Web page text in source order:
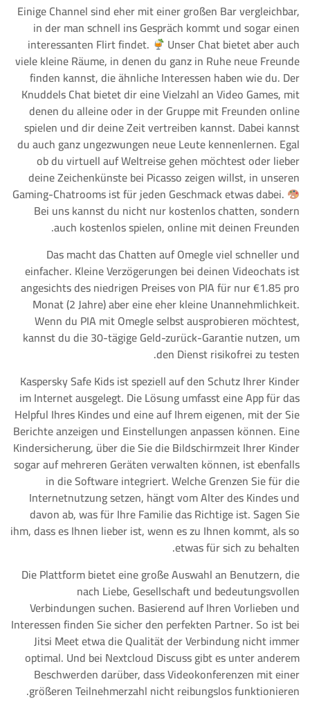
Einige Channel sind eher mit einer großen Bar vergleichbar,
in der man schnell ins Gespräch kommt und sogar einen
interessanten Flirt findet.
Unser Chat bietet aber auch
viele kleine Räume, in denen du ganz in Ruhe neue Freunde
finden kannst, die ähnliche Interessen haben wie du. Der
Knuddels Chat bietet dir eine Vielzahl an Video Games, mit
denen du alleine oder in der Gruppe mit Freunden online
spielen und dir deine Zeit vertreiben kannst. Dabei kannst
du auch ganz ungezwungen neue Leute kennenlernen. Egal
ob du virtuell auf Weltreise gehen möchtest oder lieber
deine Zeichenkünste bei Picasso zeigen willst, in unseren
Gaming-Chatrooms ist für jeden Geschmack etwas dabei.
Bei uns kannst du nicht nur kostenlos chatten, sondern
auch kostenlos spielen, online mit deinen Freunden.
Das macht das Chatten auf Omegle viel schneller und
einfacher. Kleine Verzögerungen bei deinen Videochats ist
angesichts des niedrigen Preises von PIA für nur €1.85 pro
Monat (2 Jahre) aber eine eher kleine Unannehmlichkeit.
Wenn du PIA mit Omegle selbst ausprobieren möchtest,
kannst du die 30-tägige Geld-zurück-Garantie nutzen, um
den Dienst risikofrei zu testen.
Kaspersky Safe Kids ist speziell auf den Schutz Ihrer Kinder
im Internet ausgelegt. Die Lösung umfasst eine App für das
Helpful Ihres Kindes und eine auf Ihrem eigenen, mit der Sie
Berichte anzeigen und Einstellungen anpassen können. Eine
Kindersicherung, über die Sie die Bildschirmzeit Ihrer Kinder
sogar auf mehreren Geräten verwalten können, ist ebenfalls
in die Software integriert. Welche Grenzen Sie für die
Internetnutzung setzen, hängt vom Alter des Kindes und
davon ab, was für Ihre Familie das Richtige ist. Sagen Sie
ihm, dass es Ihnen lieber ist, wenn es zu Ihnen kommt, als so
etwas für sich zu behalten.
Die Plattform bietet eine große Auswahl an Benutzern, die
nach Liebe, Gesellschaft und bedeutungsvollen
Verbindungen suchen. Basierend auf Ihren Vorlieben und
Interessen finden Sie sicher den perfekten Partner. So ist bei
Jitsi Meet etwa die Qualität der Verbindung nicht immer
optimal. Und bei Nextcloud Discuss gibt es unter anderem
Beschwerden darüber, dass Videokonferenzen mit einer
größeren Teilnehmerzahl nicht reibungslos funktionieren.